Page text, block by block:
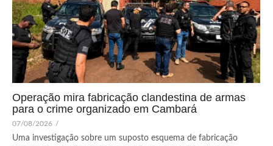
Operação mira fabricação clandestina de armas
para o crime organizado em Cambará
07/08/2026 /
Uma investigação sobre um suposto esquema de fabricação